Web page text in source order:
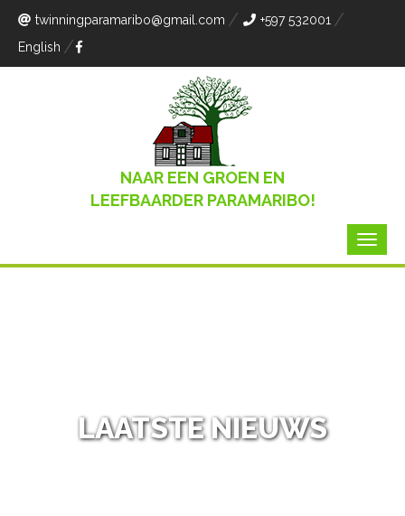
twinningparamaribo@gmail.com
+597 532001
English
NAAR EEN GROEN EN
LEEFBAARDER PARAMARIBO!
LAATSTE NIEUWS